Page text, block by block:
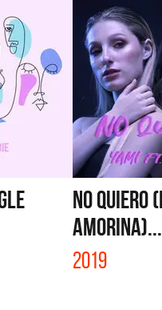
NO QUIERO
AMORINA)...
2019